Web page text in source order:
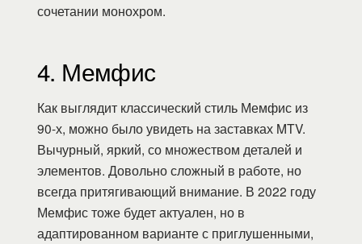
сочетании монохром.
4. Мемфис
Как выглядит классический стиль Мемфис из
90-х, можно было увидеть на заставках MTV.
Вычурный, яркий, со множеством деталей и
элементов. Довольно сложный в работе, но
всегда притягивающий внимание. В 2022 году
Мемфис тоже будет актуален, но в
адаптированном варианте с приглушенными,